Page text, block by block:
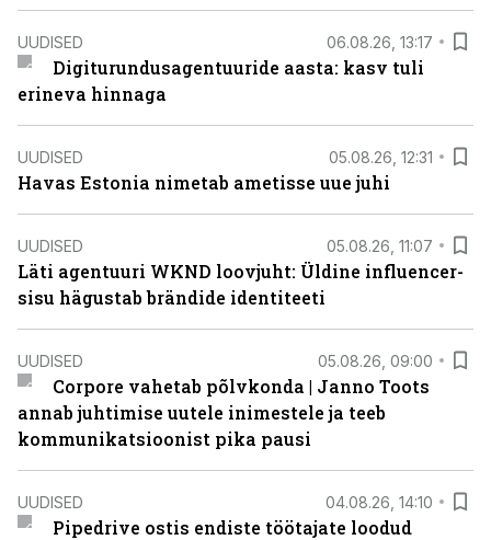
UUDISED 06.08.26, 13:17
Digiturundusagentuuride aasta: kasv tuli
erineva hinnaga
UUDISED 05.08.26, 12:31
Havas Estonia nimetab ametisse uue juhi
UUDISED 05.08.26, 11:07
Läti agentuuri WKND loovjuht: Üldine influencer-
sisu hägustab brändide identiteeti
UUDISED 05.08.26, 09:00
Corpore vahetab põlvkonda | Janno Toots
annab juhtimise uutele inimestele ja teeb
kommunikatsioonist pika pausi
UUDISED 04.08.26, 14:10
Pipedrive ostis endiste töötajate loodud